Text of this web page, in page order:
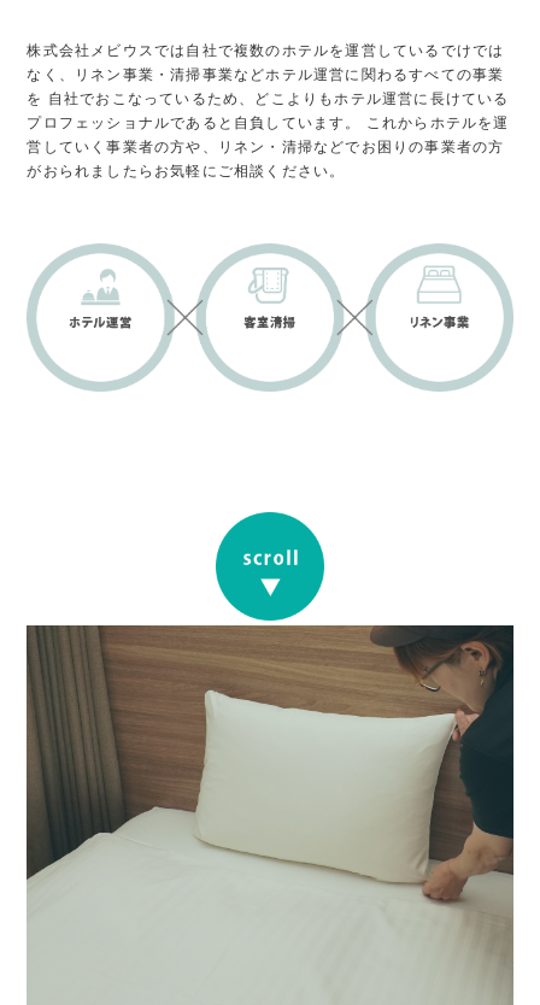
株式会社メビウスでは自社で複数のホテルを運営しているでけでは
なく、リネン事業・清掃事業などホテル運営に関わるすべての事業
を 自社でおこなっているため、どこよりもホテル運営に長けている
プロフェッショナルであると自負しています。
これからホテルを運
営していく事業者の方や、リネン・清掃などでお困りの事業者の方
がおられましたらお気軽にご相談ください。